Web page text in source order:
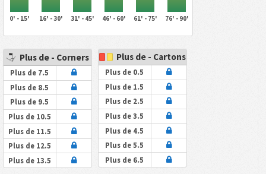
0' - 15' 16' - 30' 31' - 45' 46' - 60' 61' - 75' 76' - 90'
Plus de - Corners
Plus de 7.5
Plus de 8.5
Plus de 9.5
Plus de 10.5
Plus de 11.5
Plus de 12.5
Plus de 13.5
Plus de - Cartons
Plus de 0.5
Plus de 1.5
Plus de 2.5
Plus de 3.5
Plus de 4.5
Plus de 5.5
Plus de 6.5